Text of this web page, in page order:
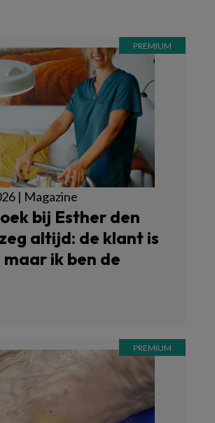
| Magazine
bij Esther den
zeg altijd: de klant is
maar ik ben de